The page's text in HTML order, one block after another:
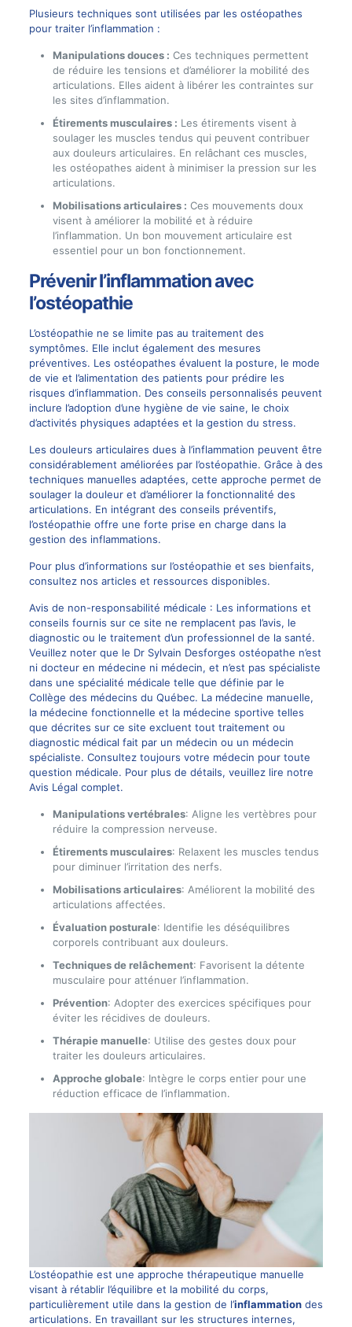
Plusieurs techniques sont utilisées par les ostéopathes
pour traiter l’inflammation :
Manipulations douces : Ces techniques permettent
de réduire les tensions et d’améliorer la mobilité des
articulations. Elles aident à libérer les contraintes sur
les sites d’inflammation.
Étirements musculaires : Les étirements visent à
soulager les muscles tendus qui peuvent contribuer
aux douleurs articulaires. En relâchant ces muscles,
les ostéopathes aident à minimiser la pression sur les
articulations.
Mobilisations articulaires : Ces mouvements doux
visent à améliorer la mobilité et à réduire
l’inflammation. Un bon mouvement articulaire est
essentiel pour un bon fonctionnement.
Prévenir l’inflammation avec
l’ostéopathie
L’ostéopathie ne se limite pas au traitement des
symptômes. Elle inclut également des mesures
préventives. Les ostéopathes évaluent la posture, le mode
de vie et l’alimentation des patients pour prédire les
risques d’inflammation. Des conseils personnalisés peuvent
inclure l’adoption d’une hygiène de vie saine, le choix
d’activités physiques adaptées et la gestion du stress.
Les douleurs articulaires dues à l’inflammation peuvent être
considérablement améliorées par l’ostéopathie. Grâce à des
techniques manuelles adaptées, cette approche permet de
soulager la douleur et d’améliorer la fonctionnalité des
articulations. En intégrant des conseils préventifs,
l’ostéopathie offre une forte prise en charge dans la
gestion des inflammations.
Pour plus d’informations sur l’ostéopathie et ses bienfaits,
consultez nos articles et ressources disponibles.
Avis de non-responsabilité médicale : Les informations et
conseils fournis sur ce site ne remplacent pas l’avis, le
diagnostic ou le traitement d’un professionnel de la santé.
Veuillez noter que le Dr Sylvain Desforges ostéopathe n’est
ni docteur en médecine ni médecin, et n’est pas spécialiste
dans une spécialité médicale telle que définie par le
Collège des médecins du Québec. La médecine manuelle,
la médecine fonctionnelle et la médecine sportive telles
que décrites sur ce site excluent tout traitement ou
diagnostic médical fait par un médecin ou un médecin
spécialiste. Consultez toujours votre médecin pour toute
question médicale. Pour plus de détails, veuillez lire notre
Avis Légal complet.
Manipulations vertébrales: Aligne les vertèbres pour
réduire la compression nerveuse.
Étirements musculaires: Relaxent les muscles tendus
pour diminuer l’irritation des nerfs.
Mobilisations articulaires: Améliorent la mobilité des
articulations affectées.
Évaluation posturale: Identifie les déséquilibres
corporels contribuant aux douleurs.
Techniques de relâchement: Favorisent la détente
musculaire pour atténuer l’inflammation.
Prévention: Adopter des exercices spécifiques pour
éviter les récidives de douleurs.
Thérapie manuelle: Utilise des gestes doux pour
traiter les douleurs articulaires.
Approche globale: Intègre le corps entier pour une
réduction efficace de l’inflammation.
L’ostéopathie est une approche thérapeutique manuelle
visant à rétablir l’équilibre et la mobilité du corps,
particulièrement utile dans la gestion de l’inflammationdes
articulations. En travaillant sur les structures internes,